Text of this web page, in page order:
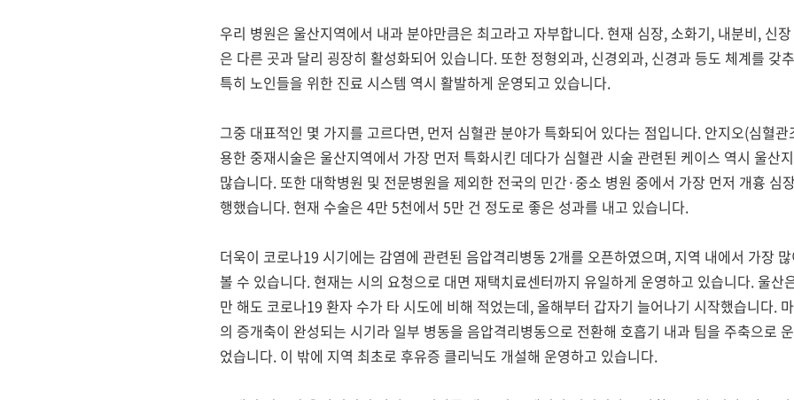
우리 병원은 울산지역에서 내과 분야만큼은 최고라고 자부합니다. 현재 심장,소화기, 내분비, 신
은 다른 곳과 달리 굉장히 활성화되어 있습니다.또한 정형외과, 신경외과, 신경과 등도 체계를 갖
특히 노인들을 위한 진료 시스템 역시 활발하게 운영되고 있습니다.
그중 대표적인 몇 가지를 고르다면, 먼저 심혈관 분야가 특화되어 있다는 점입니다. 안지오(심혈
용한 중재시술은 울산지역에서 가장 먼저 특화시킨 데다가 심혈관 시술 관련된 케이스 역시 울산
많습니다.또한 대학병원 및 전문병원을 제외한 전국의 민간·중소 병원 중에서 가장 먼저 개흉 심
행했습니다. 현재 수술은 4만 5천에서 5만 건 정도로 좋은 성과를 내고 있습니다.
더욱이 코로나19 시기에는 감염에 관련된 음압격리병동 2개를 오픈하였으며, 지역 내에서 가장
볼 수 있습니다. 현재는 시의 요청으로 대면 재택치료센터까지 유일하게 운영하고 있습니다.울산
만 해도 코로나19 환자 수가 타 시도에 비해 적었는데,올해부터 갑자기 늘어나기 시작했습니다.
의 증개축이 완성되는 시기라 일부 병동을 음압격리병동으로 전환해 호흡기 내과 팀을 주축으로
었습니다. 이 밖에 지역 최초로 후유증 클리닉도 개설해 운영하고 있습니다.